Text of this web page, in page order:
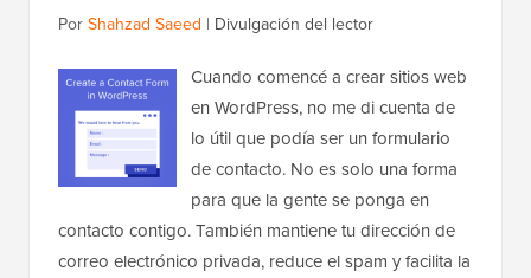
PorShahzad Saeed | Divulgación del lector
Cuando comencé a crear sitios web
en WordPress, no me di cuenta de
lo útil que podía ser un formulario
de contacto. No es solo una forma
para que la gente se ponga en
contacto contigo. También mantiene tu dirección de
correo electrónico privada, reduce el spam y facilita la